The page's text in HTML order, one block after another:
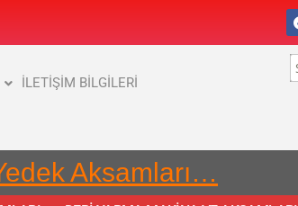
İLETİŞİM BİLGİLERİ
Aksamları…